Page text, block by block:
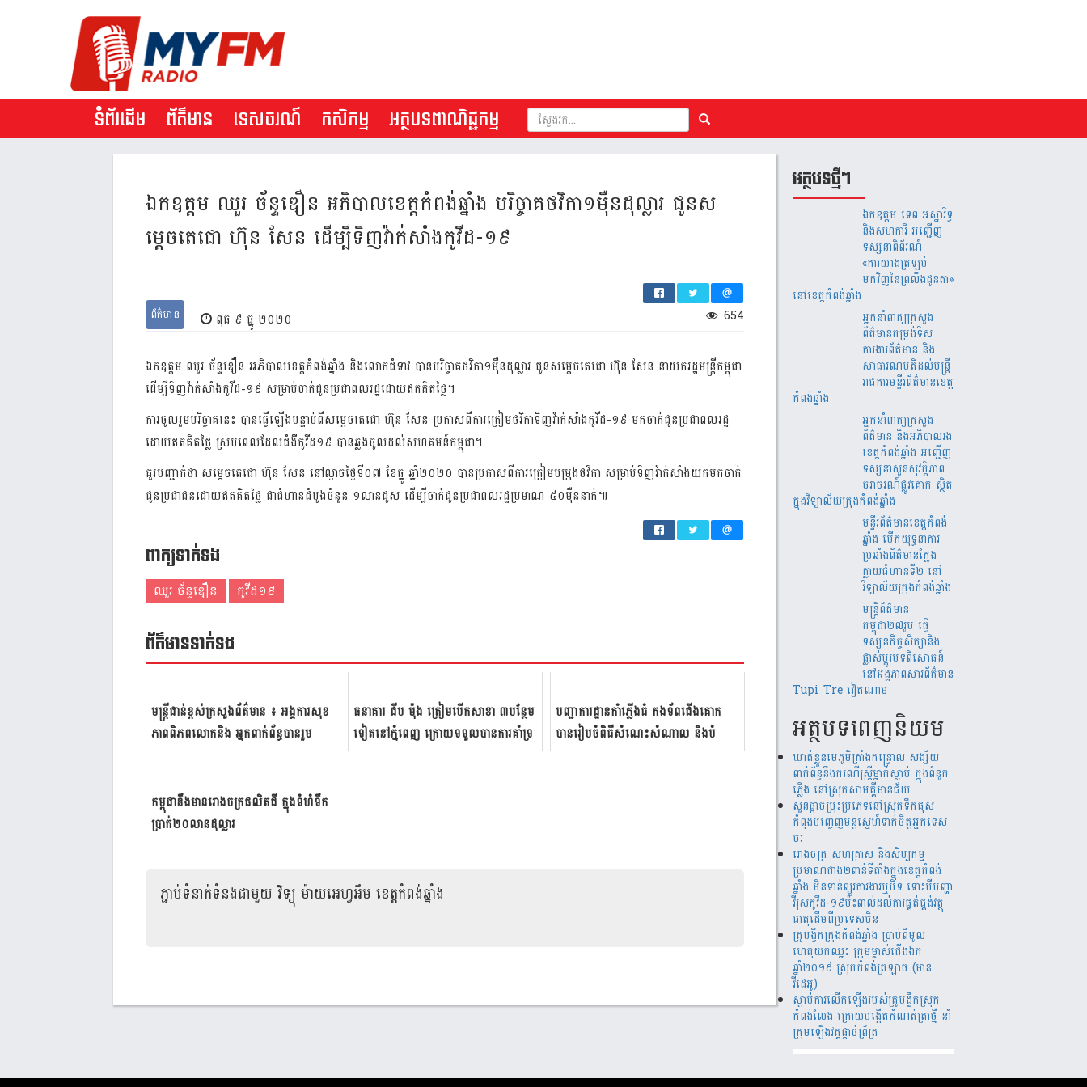
ទំព័រដើម ព័ត៌មាន ទេសចរណ៍ កសិកម្ម អត្ថបទពាណិជ្ជកម្ម
ឯកឧត្តម ឈួរ ច័ន្ទឌឿន អភិបាលខេត្តកំពង់ឆ្នាំង បរិច្ចាគថ​វិកា១ម៉ឺន​ដុល្លារ ជូនស
ម្តេច​តេជោ​ ហ៊ុន សែន ដើម្បី​ទិញវ៉ាក់​សាំងកូវីដ-១៩
654
ព័ត៌មាន ពុធ ៩ ធ្នូ ២០២០
ឯកឧត្តម ឈួរ ច័ន្ទឌឿន អភិបាលខេត្តកំពង់ឆ្នាំង និងលោកជំទាវ បានបរិច្ចាគថវិកា១ម៉ឺនដុល្លារ ជូនសម្តេចតេជោ ហ៊ុន សែន នាយករដ្ឋមន្ត្រីកម្ពុជា
ដើម្បីទិញវ៉ាក់សាំងកូវីដ-១៩ សម្រាប់ចាក់ជូនប្រជាពលរដ្ឋដោយឥតគិតថ្លៃ។
ការចូលរួមបរិច្ចាគនេះ បានធ្វើឡើងបន្ទាប់ពីសម្តេចតេជោ ហ៊ុន សែន ប្រកាសពីការត្រៀមថវិកាទិញវ៉ាក់សាំងកូវីដ-១៩ មក​ចាក់​ជូនប្រជាពលរដ្ឋ
ដោយឥតគិតថ្លៃ ស្របពេលដែលជំងឺកូវីដ១៩ បានឆ្លងចូលដល់សហគមន៍កម្ពុជា។
គួរ​បញ្ជាក់ថា សម្តេចតេជោ ហ៊ុន សែន នៅល្ងាចថ្ងៃទី០៧ ខែធ្នូ ឆ្នាំ២០២០ បានប្រកាសពីការត្រៀមបម្រុងថវិកា សម្រាប់​ទិញ​វ៉ាក់​សាំងយកមកចាក់
ជូនប្រជាជនដោយឥតគិតថ្លៃ ជាជំហានដំបូងចំនួន ១លានដូស ដើម្បីចាក់ជូនប្រជាពលរដ្ឋប្រមាណ ៥០ម៉ឺន​នាក់៕
ពាក្យទាក់ទង
ឈួរ ច័ន្ទឌឿន កូវីដ១៩
ព័ត៌មាន​ទាក់​ទង
មន្ត្រី​ជាន់​ខ្ពស់​ក្រសួង​ព័ត៌មាន​ ៖ អង្គ​ការ​សុខ​
ភាព​ពិភព​លោក​និង​ អ្នក​ពាក់​ព័ន្ធ​បាន​រួម​
ធនាគារ ជីប ម៉ុង ត្រៀមបើកសាខា ៣​បន្ថែម
ទៀត​នៅ​ភ្នំពេញ ក្រោយទទួលបានការគាំទ្រ
បញ្ជា​ការដ្ឋាន​កាំភ្លើងធំ កងទ័ព​​ជើងគោក​
បានរៀប​ចំ​​ពិធីសំណេះ​សំណាល និងបំ​
កម្ពុជា​នឹង​មាន​រោង​ចក្រ​ផលិត​ជី​ ក្នុង​ទំហំ​ទឹក​​
ប្រាក់​២០​លាន​ដុល្លា​រ
ភ្ជាប់ទំនាក់ទំនងជាមួយវិទ្យុ ម៉ាយអេហ្វអឹម ខេត្តកំពង់ឆ្នាំង
អត្ថបទថ្មីៗ
ឯកឧត្តម ទេព អស្នារិទ្ធ
និងសហការី អញ្ជើញ
ទស្សនាពិព័រណ៍
«ការយាងត្រឡប់
មកវិញនៃព្រលឹងដូនតា»
នៅខេត្តកំពង់ឆ្នាំង
អ្នកនាំពាក្យក្រសួង
ព័ត៌មានតម្រង់ទិស
ការងារព័ត៌មាន និង
សាធារណមតិដល់មន្រ្តី
រាជការមន្ទីរព័ត៌មានខេត្ត
កំពង់ឆ្នាំង
អ្នកនាំពាក្យក្រសួង
ព័ត៌មាន និងអភិបាលរង
ខេត្តកំពង់ឆ្នាំង អញ្ជើញ
ទស្សនាសួនសុវត្តិភាព
ចរាចរណ៍ផ្លូវគោក ស្ថិត
ក្នុងវិទ្យាល័យក្រុងកំពង់ឆ្នាំង
មន្ទីរព័ត៌មានខេត្តកំពង់
ឆ្នាំង បើកយុទ្ធនាការ
ប្រឆាំងព័ត៌មានក្លែង
ក្លាយជំហានទី២ នៅ
វិទ្យាល័យក្រុងកំពង់ឆ្នាំង
មន្ត្រីព័ត៌មាន
កម្ពុជា២៧រូប ធ្វើ
ទស្សនកិច្ចសិក្សានិង
ផ្លាស់ប្តូរបទពិសោធន៍
នៅអង្គភាពសារព័ត៌មាន
Tupi Tre វៀតណាម
អត្ថបទពេញនិយម
ឃាត់​ខ្លួន​មេភូមិ​ក្រាំង​កន្រ្ទោល សង្ស័យ​
ពាក់ព័ន្ធ​នឹ​ង​​ករណី​ស្រ្តីម្នាក់​ស្លាប់ ​ក្នុង​ពំនូក​
ភ្លើង​ នៅស្រុក​សាម​គ្គីមាន​ជ័យ
សួន​​ផ្កា​ច​ម្រុះ​​ប្រភេទ​​នៅ​​ស្រុក​​​ទឹក​​ផុស​​
កំពុង​​បញ្ចេញ​​​មន្តស្នេហ៍​​​​ទាក់​​​ចិត្ត​​អ្នកទេស​​
ចរ​
រោងចក្រ ​សហគ្រាស​ និងសិប្បកម្ម
ប្រមាណ​​​ជាង​​២ពាន់​​ទីតាំង​​ក្នុង​​ខេត្តកំពង់​
ឆ្នាំង​ មិន​ទាន់ព្យួរការងារ​ឬបិទ ទោះបីបញ្ហា
វីរុសកូវីដ-១៩ប៉ះពាល់ដល់ការ​ផ្គត់​ផ្គង់​វត្ថុ​
ធាតុ​​ដើម​​ពី​​ប្រទេស​ចិន​
គ្រូបង្វឹកក្រុងកំពង់ឆ្នាំង ប្រាប់ពីមូល
ហេតុយកឈ្នះ ក្រុមម្ចាស់ជើងឯក
ឆ្នាំ២០១៩ ស្រុកកំពង់ត្រឡាច (មាន
វីដេអូ)
ស្តាប់ការលើកឡើងរបស់គ្រូបង្វឹកស្រុក
កំពង់លែង ក្រោយបង្កើតកំណត់ត្រាថ្មី នាំ
ក្រុមឡើងវគ្គផ្តាច់ព័្រត្រ